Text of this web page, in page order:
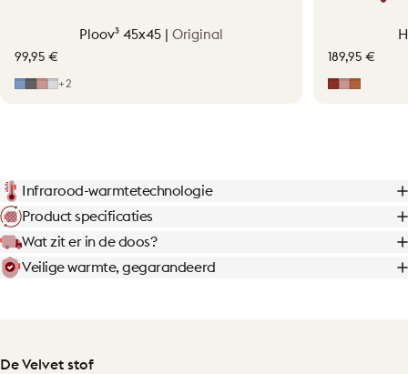
Ploov³ 45x45 | Original
99,95 €
Mid Blue
GreySoft Pink
Light Grey
+2
189,95 €
Infrarood-warmtetechnologie
Product specificaties
Wat zit er in de doos?
Veilige warmte, gegarandeerd
De Velvet stof